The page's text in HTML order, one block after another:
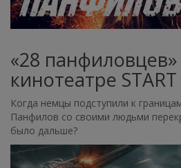
«28 панфиловцев»
кинотеатре START
Когда немцы подступили к
Панфилов со своими людьми
было дальше?